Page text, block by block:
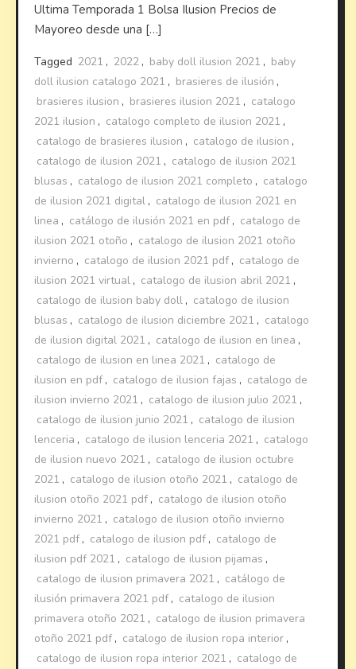
Ultima Temporada 1 Bolsa Ilusion Precios de
Mayoreo desde una […]
Tagged 2021 , 2022 , baby doll ilusion 2021 , baby
doll ilusion catalogo 2021 , brasieres de ilusión ,
brasieres ilusion , brasieres ilusion 2021 , catalogo
2021 ilusion , catalogo completo de ilusion 2021 ,
catalogo de brasieres ilusion , catalogo de ilusion ,
catalogo de ilusion 2021 , catalogo de ilusion 2021
blusas , catalogo de ilusion 2021 completo , catalogo
de ilusion 2021 digital , catalogo de ilusion 2021 en
linea , catálogo de ilusión 2021 en pdf , catalogo de
ilusion 2021 otoño , catalogo de ilusion 2021 otoño
invierno , catalogo de ilusion 2021 pdf , catalogo de
ilusion 2021 virtual , catalogo de ilusion abril 2021 ,
catalogo de ilusion baby doll , catalogo de ilusion
blusas , catalogo de ilusion diciembre 2021 , catalogo
de ilusion digital 2021 , catalogo de ilusion en linea ,
catalogo de ilusion en linea 2021 , catalogo de
ilusion en pdf , catalogo de ilusion fajas , catalogo de
ilusion invierno 2021 , catalogo de ilusion julio 2021 ,
catalogo de ilusion junio 2021 , catalogo de ilusion
lenceria , catalogo de ilusion lenceria 2021 , catalogo
de ilusion nuevo 2021 , catalogo de ilusion octubre
2021 , catalogo de ilusion otoño 2021 , catalogo de
ilusion otoño 2021 pdf , catalogo de ilusion otoño
invierno 2021 , catalogo de ilusion otoño invierno
2021 pdf , catalogo de ilusion pdf , catalogo de
ilusion pdf 2021 , catalogo de ilusion pijamas ,
catalogo de ilusion primavera 2021 , catálogo de
ilusión primavera 2021 pdf , catalogo de ilusion
primavera otoño 2021 , catalogo de ilusion primavera
otoño 2021 pdf , catalogo de ilusion ropa interior ,
catalogo de ilusion ropa interior 2021 , catalogo de